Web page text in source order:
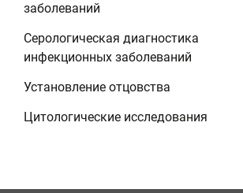
заболеваний
Серологическая диагностика
инфекционных заболеваний
Установление отцовства
Цитологические исследования